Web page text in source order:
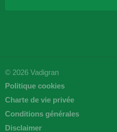
© 2026 Vadigran
Politique cookies
Charte de vie privée
Conditions générales
Disclaimer